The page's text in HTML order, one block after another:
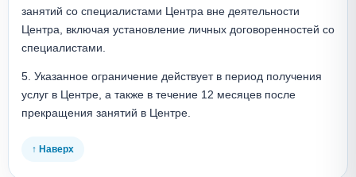
занятий со специалистами Центра вне деятельности
Центра, включая установление личных договоренностей со
специалистами.
5. Указанное ограничение действует в период получения
услуг в Центре, а также в течение 12 месяцев после
прекращения занятий в Центре.
↑ Наверх